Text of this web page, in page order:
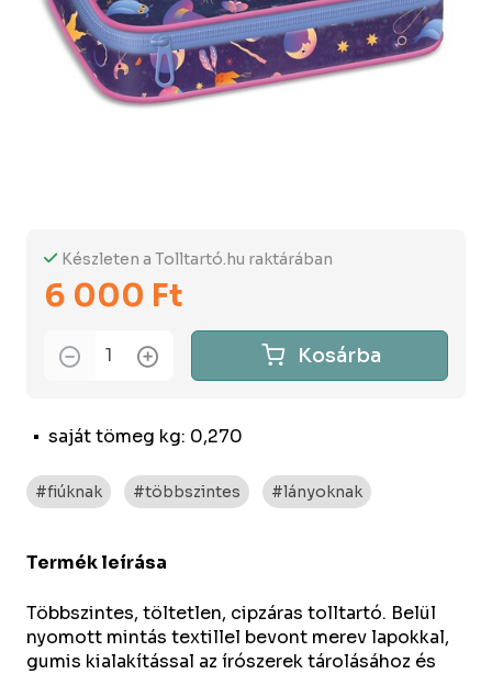
saját tömeg kg: 0,270
Készleten a Tolltartó.hu raktárában
6 000 Ft
Kosárba
#fiúknak #többszintes #lányoknak
Termék leírása
Többszintes, töltetlen, cipzáras tolltartó. Belül
nyomott mintás textillel bevont merev lapokkal,
gumis kialakítással az írószerek tárolásához és